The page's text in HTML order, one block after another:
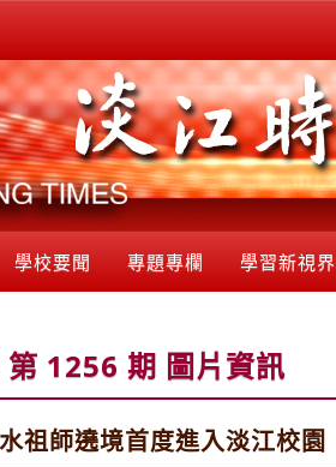
學校要聞 專題專欄 學習新視界
第 1256 期 圖片資訊
祖師遶境首度進入淡江校園